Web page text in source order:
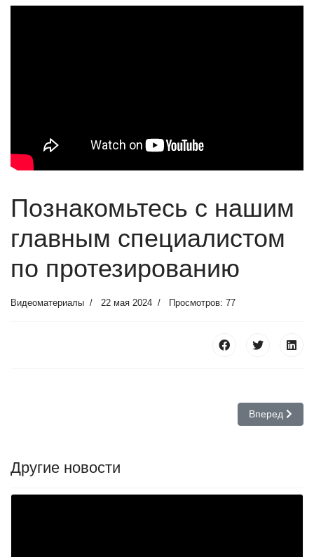
Познакомьтесь с нашим
главным специалистом
по протезированию
Видеоматериалы 22 мая 2024 Просмотров: 77
Следующий:
Вперед
Другие новости